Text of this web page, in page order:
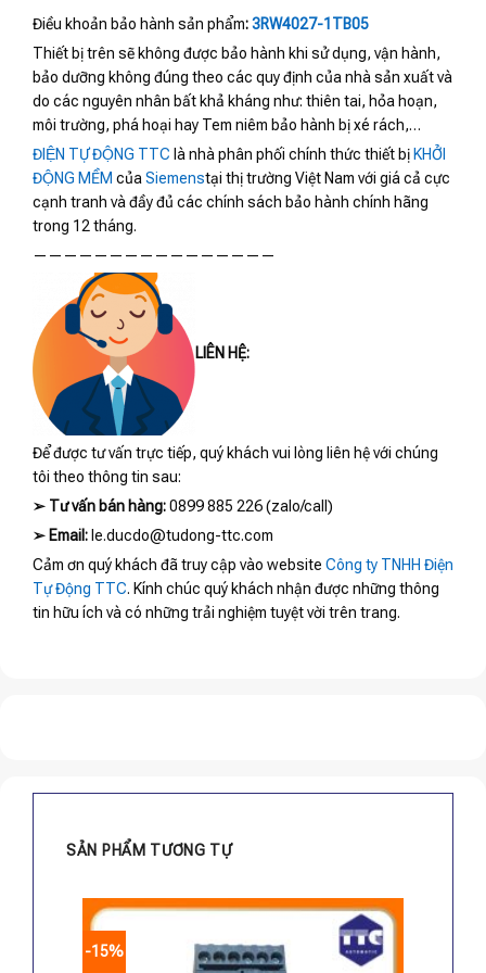
Điều khoản bảo hành sản phẩm:3RW4027-1TB05
Thiết bị trên sẽ không được bảo hành khi sử dụng, vận hành,
bảo dưỡng không đúng theo các quy định của nhà sản xuất và
do các nguyên nhân bất khả kháng như: thiên tai, hỏa hoạn,
môi trường, phá hoại hay Tem niêm bảo hành bị xé rách,…
ĐIỆN TỰ ĐỘNG TTC là nhà phân phối chính thức thiết bị KHỞI
ĐỘNG MỀM của Siemenstại thị trường Việt Nam với giá cả cực
cạnh tranh và đầy đủ các chính sách bảo hành chính hãng
trong 12 tháng.
————————————————
LIÊN HỆ:
Để được tư vấn trực tiếp, quý khách vui lòng liên hệ với chúng
tôi theo thông tin sau:
➢ Tư vấn bán hàng:0899 885 226 (zalo/call)
➢ Email: le.ducdo@tudong-ttc.com
Cảm ơn quý khách đã truy cập vào website Công ty TNHH Điện
Tự Động TTC. Kính chúc quý khách nhận được những thông
tin hữu ích và có những trải nghiệm tuyệt vời trên trang.
SẢN PHẨM TƯƠNG TỰ
-15%